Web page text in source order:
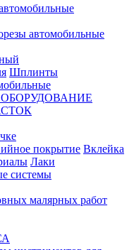
автомобильные
Шплинты
покрытие Вклейка
Лаки
системы
малярных работ